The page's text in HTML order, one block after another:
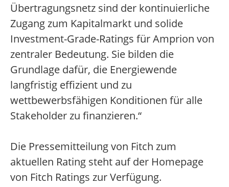
Übertragungsnetz sind der kontinuierliche
Zugang zum Kapitalmarkt und solide
Investment-Grade-Ratings für Amprion von
zentraler Bedeutung. Sie bilden die
Grundlage dafür, die Energiewende
langfristig effizient und zu
wettbewerbsfähigen Konditionen für alle
Stakeholder zu finanzieren.“
Die Pressemitteilung von Fitch zum
aktuellen Rating steht auf der Homepage
von Fitch Ratings zur Verfügung.